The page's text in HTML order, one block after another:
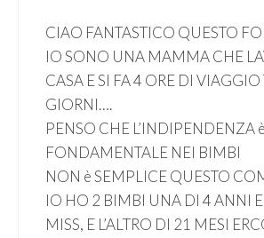
CIAO FANTASTICO QUESTO
IO SONO UNA MAMMA CHE
CASA E SI FA 4 ORE DI VIAGGIO
GIORNI….
PENSO CHE L’INDIPENDENZA è
FONDAMENTALE NEI BIMBI
NON è SEMPLICE QUESTO
IO HO 2 BIMBI UNA DI 4 ANNI
MISS, E L’ALTRO DI 21 MESI